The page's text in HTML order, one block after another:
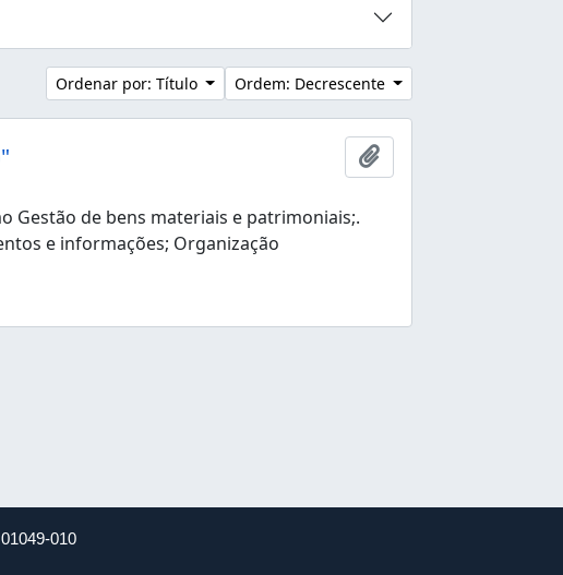
Ordenar por: Título Ordem: Decrescente
Adicionar a área de
Gestão de bens materiais e patrimoniais;.
e informações; Organização
010